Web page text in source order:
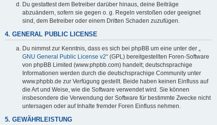
Du gestattest dem Betreiber darüber hinaus, deine Beiträge
abzuändern, sofern sie gegen o. g. Regeln verstoßen oder geeignet
sind, dem Betreiber oder einem Dritten Schaden zuzufügen.
4. GENERAL PUBLIC LICENSE
Du nimmst zur Kenntnis, dass es sich bei phpBB um eine unter der „
GNU General Public License v2“ (GPL) bereitgestellten Foren-Software
von phpBB Limited (www.phpbb.com) handelt; deutschsprachige
Informationen werden durch die deutschsprachige Community unter
www.phpbb.de zur Verfügung gestellt. Beide haben keinen Einfluss auf
die Art und Weise, wie die Software verwendet wird. Sie können
insbesondere die Verwendung der Software für bestimmte Zwecke nicht
untersagen oder auf Inhalte fremder Foren Einfluss nehmen.
5. GEWÄHRLEISTUNG